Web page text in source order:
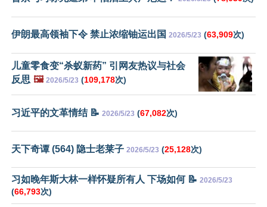
伊朗最高领袖下令 禁止浓缩铀运出国 2026/5/23 (63,909次)
儿童零食变“杀蚁新药” 引网友热议与社会
反思 🖼️ 2026/5/23 (109,178次)
习近平的文革情结 📝 2026/5/23 (67,082次)
天下奇谭 (564) 隐士老莱子 2026/5/23 (25,128次)
习如晚年斯大林一样怀疑所有人 下场如何 📝 2026/5/23
(66,793次)